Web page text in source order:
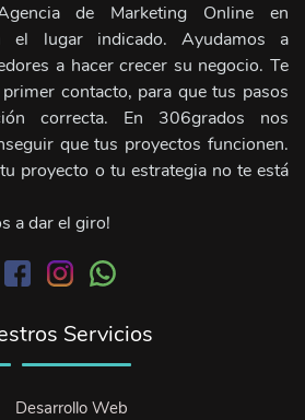
de Marketing Online en
el lugar indicado. Ayudamos a
a hacer crecer su negocio. Te
contacto, para que tus pasos
correcta. En 306grados nos
que tus proyectos funcionen.
proyecto o tu estrategia no te está
a dar el giro!
Servicios
Desarrollo Web